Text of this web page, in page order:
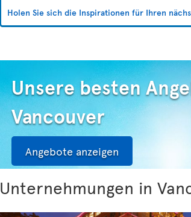
Holen Sie sich die Inspirationen für Ihren
Unsere besten
Vancouver
Angebote anzeigen
Unternehmungen in